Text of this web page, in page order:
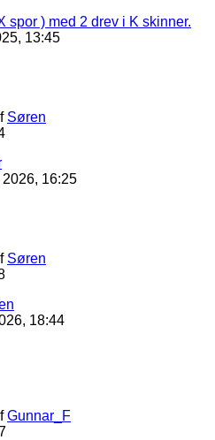
spor ) med 2 drev i K skinner.
13:45
Søren
16:25
Søren
18:44
Gunnar_F